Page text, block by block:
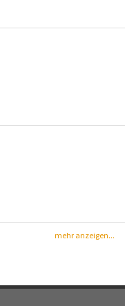
mehr anzeigen...